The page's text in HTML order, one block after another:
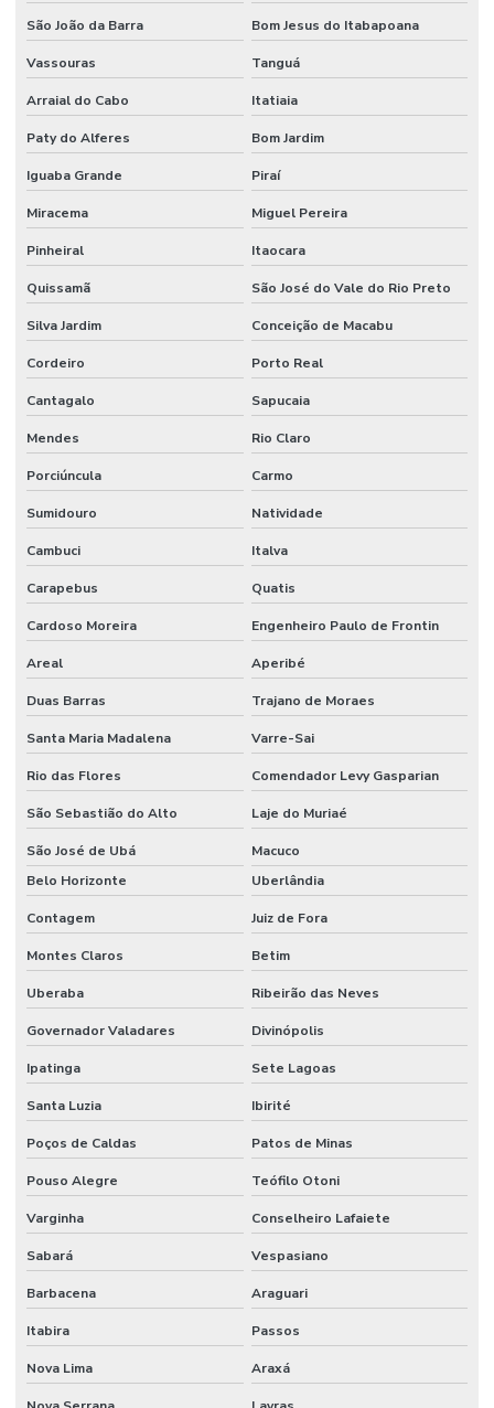
São João da Barra Bom Jesus do Itabapoana
Vassouras Tanguá
Arraial do Cabo Itatiaia
Paty do Alferes Bom Jardim
Iguaba Grande Piraí
Miracema Miguel Pereira
Pinheiral Itaocara
Quissamã São José do Vale do Rio Preto
Silva Jardim Conceição de Macabu
Cordeiro Porto Real
Cantagalo Sapucaia
Mendes Rio Claro
Porciúncula Carmo
Sumidouro Natividade
Cambuci Italva
Carapebus Quatis
Cardoso Moreira Engenheiro Paulo de Frontin
Areal Aperibé
Duas Barras Trajano de Moraes
Santa Maria Madalena Varre-Sai
Rio das Flores Comendador Levy Gasparian
São Sebastião do Alto Laje do Muriaé
São José de Ubá
Macuco
Belo Horizonte
Uberlândia
Contagem Juiz de Fora
Montes Claros Betim
Uberaba Ribeirão das Neves
Governador Valadares Divinópolis
Ipatinga Sete Lagoas
Santa Luzia Ibirité
Poços de Caldas Patos de Minas
Pouso Alegre Teófilo Otoni
Varginha Conselheiro Lafaiete
Sabará Vespasiano
Barbacena Araguari
Itabira Passos
Nova Lima Araxá